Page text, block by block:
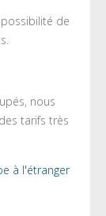
de
nous
tarifs très
à l'étranger